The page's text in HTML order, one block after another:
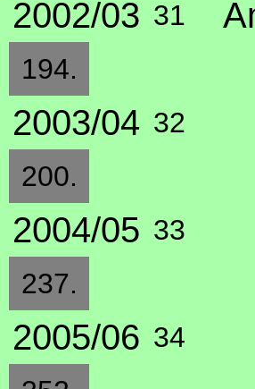
2002/03 31
194.
2003/04 32
200.
2004/05 33
237.
2005/06 34